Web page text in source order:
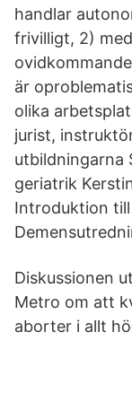
handlar
frivilligt, 2)
är
olika
jurist,
utbildningarna
geriatrik
Introduktion
Diskussionen
Metro om att
aborter i allt